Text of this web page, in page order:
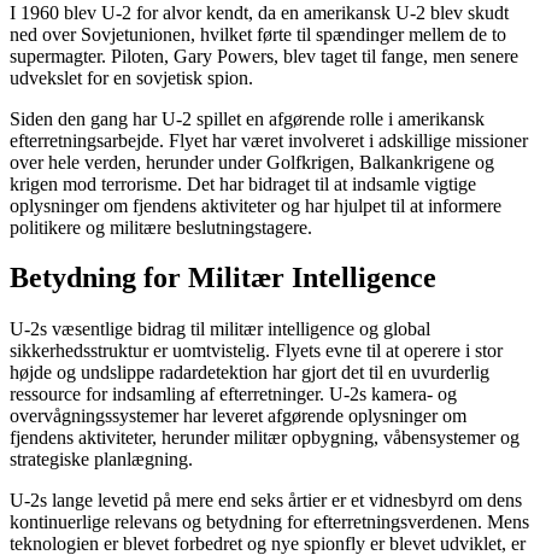
I 1960 blev U-2 for alvor kendt, da en amerikansk U-2 blev skudt
ned over Sovjetunionen, hvilket førte til spændinger mellem de to
supermagter. Piloten, Gary Powers, blev taget til fange, men senere
udvekslet for en sovjetisk spion.
Siden den gang har U-2 spillet en afgørende rolle i amerikansk
efterretningsarbejde. Flyet har været involveret i adskillige missioner
over hele verden, herunder under Golfkrigen, Balkankrigene og
krigen mod terrorisme. Det har bidraget til at indsamle vigtige
oplysninger om fjendens aktiviteter og har hjulpet til at informere
politikere og militære beslutningstagere.
Betydning for Militær Intelligence
U-2s væsentlige bidrag til militær intelligence og global
sikkerhedsstruktur er uomtvistelig. Flyets evne til at operere i stor
højde og undslippe radardetektion har gjort det til en uvurderlig
ressource for indsamling af efterretninger. U-2s kamera- og
overvågningssystemer har leveret afgørende oplysninger om
fjendens aktiviteter, herunder militær opbygning, våbensystemer og
strategiske planlægning.
U-2s lange levetid på mere end seks årtier er et vidnesbyrd om dens
kontinuerlige relevans og betydning for efterretningsverdenen. Mens
teknologien er blevet forbedret og nye spionfly er blevet udviklet, er